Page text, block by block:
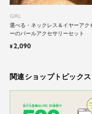
GIRL
選べる・ネックレス＆イヤーアク
ーのパールアクセサリーセット
¥2,090
関連ショップトピックス